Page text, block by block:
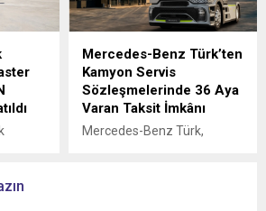
Mercedes-Benz Türk’ten
Kamyon Servis
Sözleşmelerinde 36 Aya
Varan Taksit İmkânı
Mercedes-Benz Türk,